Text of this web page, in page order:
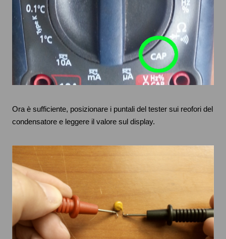
Ora è sufficiente, posizionare i puntali del tester sui reofori del
condensatore e leggere il valore sul display.